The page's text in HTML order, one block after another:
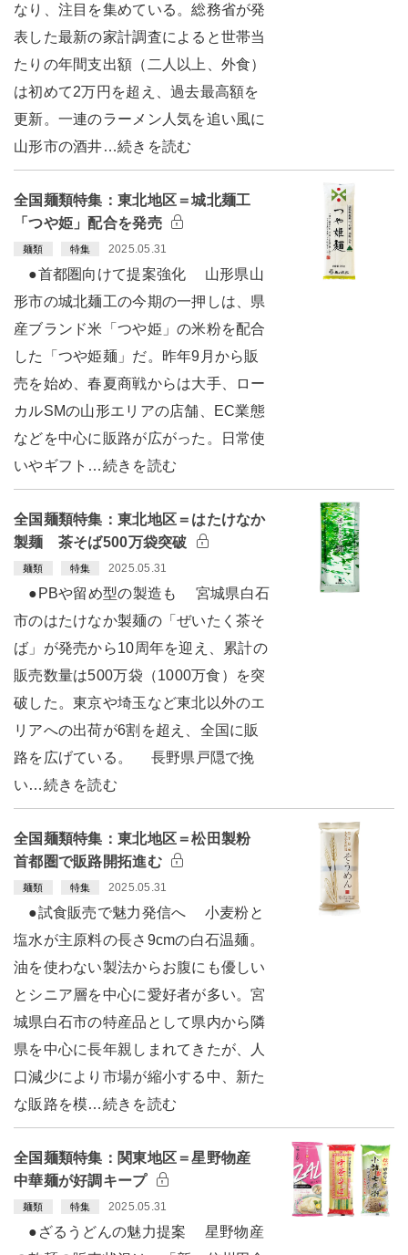
なり、注目を集めている。総務省が発
表した最新の家計調査によると世帯当
たりの年間支出額（二人以上、外食）
は初めて2万円を超え、過去最高額を
更新。一連のラーメン人気を追い風に
山形市の酒井…続きを読む
全国麺類特集：東北地区＝城北麺工
「つや姫」配合を発売
麺類 特集 2025.05.31
●首都圏向けて提案強化 山形県山
形市の城北麺工の今期の一押しは、県
産ブランド米「つや姫」の米粉を配合
した「つや姫麺」だ。昨年9月から販
売を始め、春夏商戦からは大手、ロー
カルSMの山形エリアの店舗、EC業態
などを中心に販路が広がった。日常使
いやギフト…続きを読む
全国麺類特集：東北地区＝はたけなか
製麺 茶そば500万袋突破
麺類 特集 2025.05.31
●PBや留め型の製造も 宮城県白石
市のはたけなか製麺の「ぜいたく茶そ
ば」が発売から10周年を迎え、累計の
販売数量は500万袋（1000万食）を突
破した。東京や埼玉など東北以外のエ
リアへの出荷が6割を超え、全国に販
路を広げている。 長野県戸隠で挽
い…続きを読む
全国麺類特集：東北地区＝松田製粉
首都圏で販路開拓進む
麺類 特集 2025.05.31
●試食販売で魅力発信へ 小麦粉と
塩水が主原料の長さ9cmの白石温麺。
油を使わない製法からお腹にも優しい
とシニア層を中心に愛好者が多い。宮
城県白石市の特産品として県内から隣
県を中心に長年親しまれてきたが、人
口減少により市場が縮小する中、新た
な販路を模…続きを読む
全国麺類特集：関東地区＝星野物産
中華麺が好調キープ
麺類 特集 2025.05.31
●ざるうどんの魅力提案 星野物産